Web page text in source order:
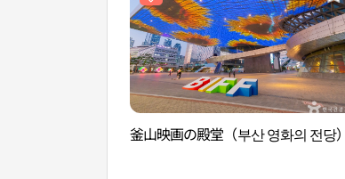
釜山映画の殿堂（부산 영화의 전당）